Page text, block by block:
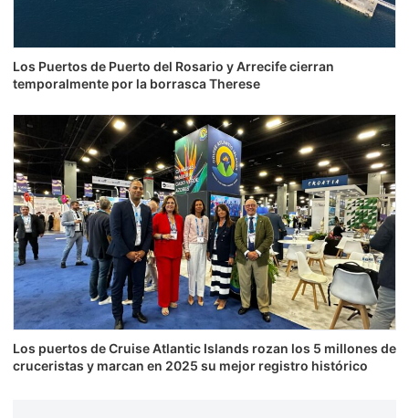
Los Puertos de Puerto del Rosario y Arrecife cierran
temporalmente por la borrasca Therese
Los puertos de Cruise Atlantic Islands rozan los 5 millones de
cruceristas y marcan en 2025 su mejor registro histórico